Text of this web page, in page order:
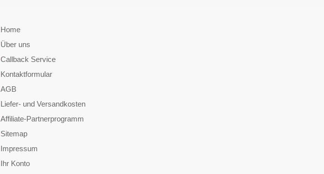
Home
Über uns
Callback Service
Kontaktformular
AGB
Liefer- und Versandkosten
Affiliate-Partnerprogramm
Sitemap
Impressum
Ihr Konto